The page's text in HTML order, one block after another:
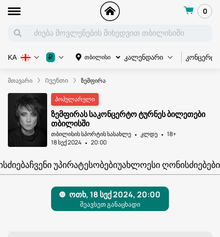
0
თბილისი კალენდარი კონცერტი
KA ₽
მთავარი Ივენთი ზემფირა
პოპულარული
ზემფირას საკონცერტო ტურნეს ბილეთები
თბილისში
თბილისის სპორტის სასახლე კლდე
18+
18 სექ 2024
20:00
ᲩᲕᲔᲜᲘ ᲣᲞᲘᲠᲐᲢᲔᲡᲝᲑᲔᲑᲘᲣᲐᲮᲚᲝᲔᲡᲘ ᲦᲝᲜᲘᲡᲫᲘᲔᲑᲔᲑᲘ